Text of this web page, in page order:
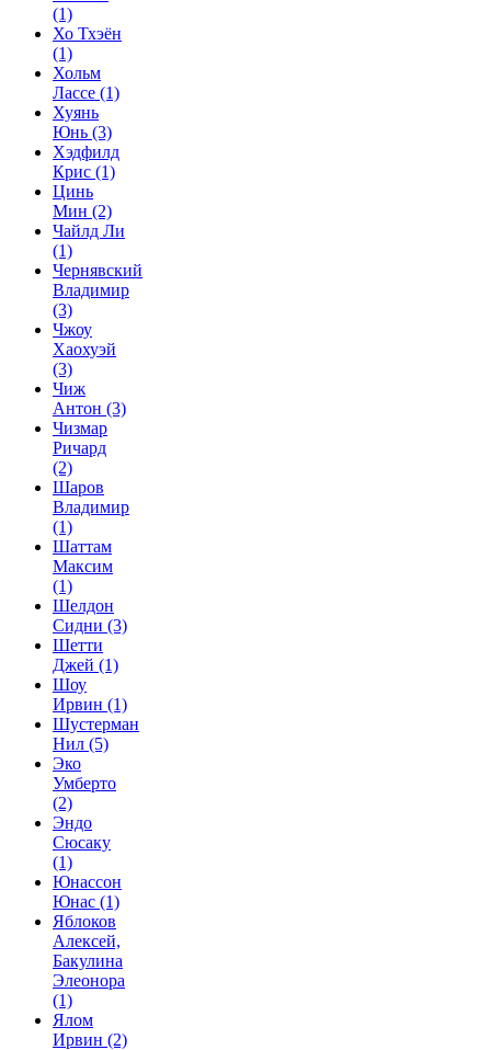
(1)
Хо Тхэён
(1)
Хольм
Лассе (1)
Хуянь
Юнь (3)
Хэдфилд
Крис (1)
Цинь
Мин (2)
Чайлд Ли
(1)
Чернявский
Владимир
(3)
Чжоу
Хаохуэй
(3)
Чиж
Антон (3)
Чизмар
Ричард
(2)
Шаров
Владимир
(1)
Шаттам
Максим
(1)
Шелдон
Сидни (3)
Шетти
Джей (1)
Шоу
Ирвин (1)
Шустерман
Нил (5)
Эко
Умберто
(2)
Эндо
Сюсаку
(1)
Юнассон
Юнас (1)
Яблоков
Алексей,
Бакулина
Элеонора
(1)
Ялом
Ирвин (2)